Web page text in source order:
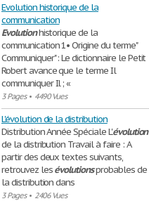
Evolution historique de la
communication
Evolutionhistorique de la
communication 1• Origine du terme"
Communiquer" : Le dictionnaire le Petit
Robert avance que le terme Il
communiquer Il ; «
3 Pages• 4490 Vues
L'évolution de la distribution
Distribution Année Spéciale L'évolution
de la distribution Travail à faire : A
partir des deux textes suivants,
retrouvez lesévolutionsprobables de
la distribution dans
3 Pages• 2406 Vues